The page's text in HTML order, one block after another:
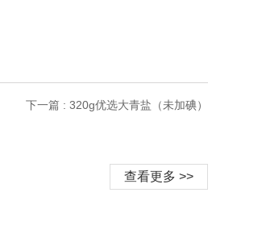
下一篇 : 320g优选大青盐（未加碘）
查看更多 >>